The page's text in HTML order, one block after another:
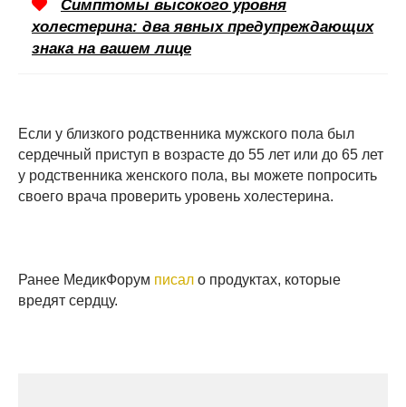
Симптомы высокого уровня
холестерина: два явных предупреждающих
знака на вашем лице
Если у близкого родственника мужского пола был
сердечный приступ в возрасте до 55 лет или до 65 лет
у родственника женского пола, вы можете попросить
своего врача проверить уровень холестерина.
Ранее МедикФорум писал о продуктах, которые
вредят сердцу.